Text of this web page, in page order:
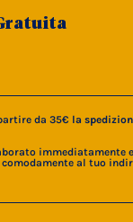
da 35€ la
immediatamente
al tuo